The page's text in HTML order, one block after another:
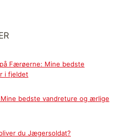
Færøerne: Mine bedste
i fjeldet
bedste vandreture og ærlige
du Jægersoldat?